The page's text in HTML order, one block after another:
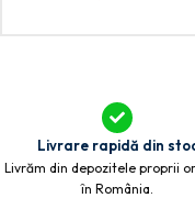
Livrare rapidă din
Livrăm din depozitele proprii
în România.